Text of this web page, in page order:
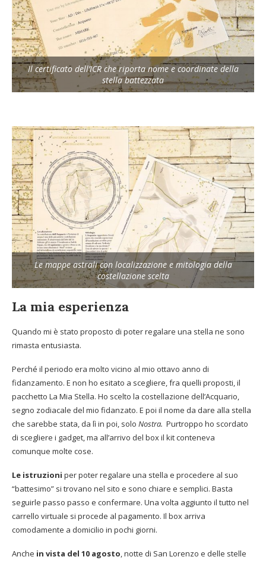
Il certificato dell’ICR che riporta nome e coordinate della
stella battezzata
Le mappe astrali con localizzazione e mitologia della
costellazione scelta
La mia esperienza
Quando mi è stato proposto di poter regalare una stella ne sono
rimasta entusiasta.
Perché il periodo era molto vicino al mio ottavo anno di
fidanzamento. E non ho esitato a scegliere, fra quelli proposti, il
pacchetto La Mia Stella. Ho scelto la costellazione dell’Acquario,
segno zodiacale del mio fidanzato. E poi il nome da dare alla stella
che sarebbe stata, da lì in poi, solo Nostra. Purtroppo ho scordato
di scegliere i gadget, ma all’arrivo del box il kit conteneva
comunque molte cose.
Le istruzioni per poter regalare una stella e procedere al suo
“battesimo” si trovano nel sito e sono chiare e semplici. Basta
seguirle passo passo e confermare. Una volta aggiunto il tutto nel
carrello virtuale si procede al pagamento. Il box arriva
comodamente a domicilio in pochi giorni.
Anche in vista del 10 agosto, notte di San Lorenzo e delle stelle